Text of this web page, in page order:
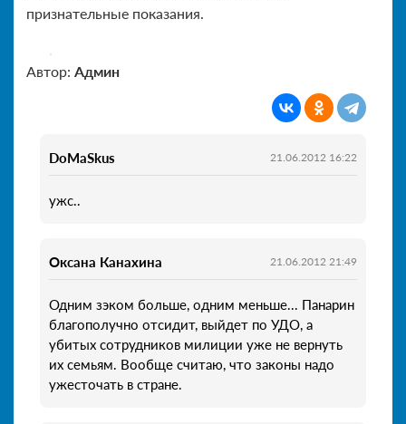
признательные показания.
Автор: Админ
DoMaSkus 21.06.2012 16:22
ужс..
Оксана Канахина 21.06.2012 21:49
Одним зэком больше, одним меньше... Панарин
благополучно отсидит, выйдет по УДО, а
убитых сотрудников милиции уже не вернуть
их семьям. Вообще считаю, что законы надо
ужесточать в стране.